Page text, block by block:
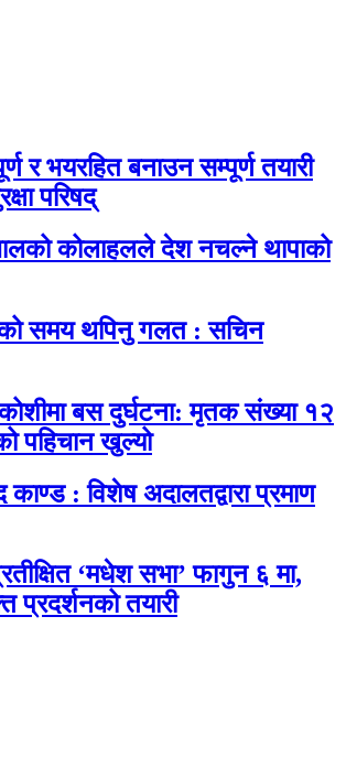
र भयरहित बनाउन सम्पूर्ण तयारी
परिषद्
कोलाहलले देश नचल्ने थापाको
समय थपिनु गलत : सचिन
बस दुर्घटना: मृतक संख्या १२
पहिचान खुल्यो
काण्ड : विशेष अदालतद्वारा प्रमाण
‘मधेश सभा’ फागुन ६ मा,
प्रदर्शनको तयारी